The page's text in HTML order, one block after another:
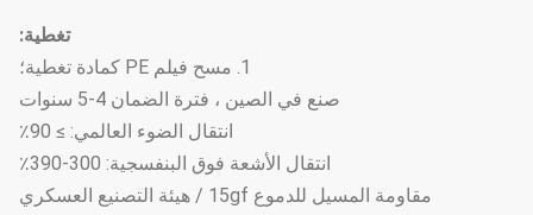
تغطية:
1. مسح فيلم PE كمادة تغطية؛
صنع في الصين ، فترة الضمان 4-5 سنوات
انتقال الضوء العالمي: ≥ 90٪
انتقال الأشعة فوق البنفسجية: 300-390٪
مقاومة المسيل للدموع 15gf / هيئة التصنيع العسكري